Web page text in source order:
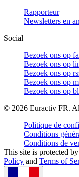
Rapporteur
Newsletters en
Social
Bezoek ons op
Bezoek ons op
Bezoek ons op
Bezoek ons op
Bezoek ons op
© 2026 Euractiv FR.
Politique de
Conditions
Conditions de
This site is protected
Policy and Terms of